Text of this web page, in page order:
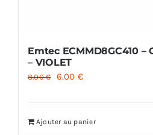
Emtec ECMMD8GC410 –
– VIOLET
8.00€
Le
était :
6.00 €Le
est :
Ajouter au panier